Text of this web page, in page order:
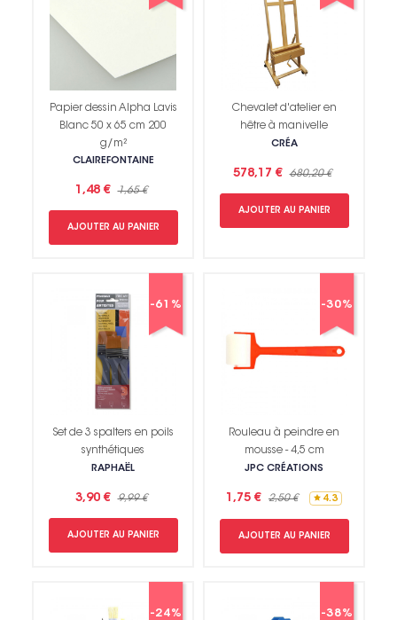
Papier dessin Alpha Lavis
Blanc 50 x 65 cm 200
g/m²
CLAIREFONTAINE
1,48 € 1,65 €
AJOUTER AU PANIER
Chevalet d'atelier en
hêtre à manivelle
CRÉA
578,17 € 680,20 €
AJOUTER AU PANIER
-61%
Set de 3 spalters en poils
synthétiques
RAPHAËL
3,90 € 9,99 €
AJOUTER AU PANIER
-30%
Rouleau à peindre en
mousse - 4,5 cm
JPC CRÉATIONS
1,75 € 2,50 € 4.3
AJOUTER AU PANIER
-24% -38%